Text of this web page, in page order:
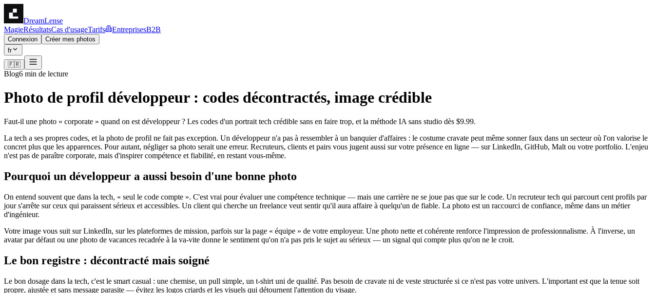
DreamLense
MagieRésultatsCas d'usageTarifs EntreprisesB2B
Connexion
Créer mes photos
fr
🇫🇷
Blog6 min de lecture
Photo de profil développeur : codes décontractés, image crédible
Faut-il une photo « corporate » quand on est développeur ? Les codes d'un portrait tech crédible sans en faire trop, et la méthode IA sans studio dès $9.99.
La tech a ses propres codes, et la photo de profil ne fait pas exception. Un développeur n'a pas à ressembler à un banquier d'affaires : le costume cravate peut même sonner faux dans un secteur où l'on valorise le
concret plus que les apparences. Pour autant, négliger sa photo serait une erreur. Recruteurs, clients et pairs vous jugent aussi sur votre présence en ligne — sur LinkedIn, GitHub, Malt ou votre portfolio. L'enjeu
n'est pas de paraître corporate, mais d'inspirer compétence et fiabilité, en restant vous-même.
Pourquoi un développeur a aussi besoin d'une bonne photo
On entend souvent que dans la tech, « seul le code compte ». C'est vrai pour évaluer une compétence technique — mais une carrière ne se joue pas que sur le code. Un recruteur tech qui parcourt cent profils par
jour s'arrête sur ceux qui paraissent sérieux et accessibles. Un client qui cherche un freelance veut sentir qu'il aura affaire à quelqu'un de fiable. La photo est un raccourci de confiance, même dans un métier
d'ingénieur.
Votre image vous suit sur LinkedIn, sur les plateformes de mission, parfois sur la page « équipe » de votre employeur. Une photo nette et cohérente renforce l'impression de professionnalisme. À l'inverse, un
avatar par défaut ou une photo de vacances recadrée à la va-vite donne le sentiment qu'on n'a pas pris le sujet au sérieux — un signal qui compte plus qu'on ne le croit.
Le bon registre : décontracté mais soigné
Le bon dosage dans la tech, c'est le smart casual : une chemise, un pull simple, un t-shirt uni de qualité. Pas besoin de cravate ni de veste structurée si ce n'est pas votre univers. L'important est que la tenue soit
propre, ajustée et sans message parasite — évitez les logos criards et les visuels qui détournent l'attention du visage.